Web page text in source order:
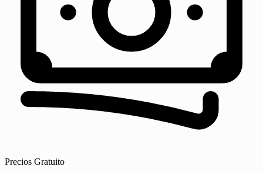
Precios Gratuito